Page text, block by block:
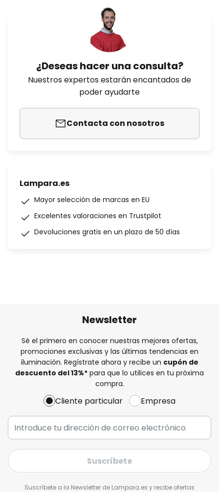
¿Deseas hacer una consulta?
Nuestros expertos estarán encantados de
poder ayudarte
Contacta con nosotros
Lampara.es
Mayor selección de marcas en EU
Excelentes valoraciones en Trustpilot
Devoluciones gratis en un plazo de 50 días
Newsletter
Sé el primero en conocer nuestras mejores ofertas,
promociones exclusivas y las últimas tendencias en
iluminación. Regístrate ahora y recibe un cupón de
descuento del13%* para que lo utilices en tu próxima
compra.
Cliente particular Empresa
Suscríbete
Suscríbete a la Newsletter de Lampara.es y recibe ofertas